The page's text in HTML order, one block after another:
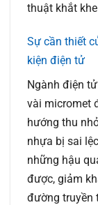
thuật khắt
Sự cần thiết
kiện điện tử
Ngành điện
vài micromet
hướng thu
nhựa bị sai
những hậu
được, giảm
đường truyền